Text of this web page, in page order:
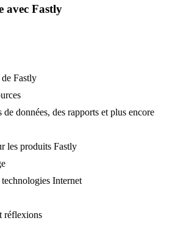
avec Fastly
Fastly
données, des rapports et plus encore
les produits Fastly
Internet
réflexions